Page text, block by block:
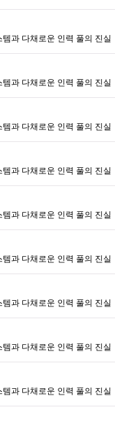
과 다채로운 인력 풀의 진실
과 다채로운 인력 풀의 진실
과 다채로운 인력 풀의 진실
과 다채로운 인력 풀의 진실
과 다채로운 인력 풀의 진실
과 다채로운 인력 풀의 진실
과 다채로운 인력 풀의 진실
과 다채로운 인력 풀의 진실
과 다채로운 인력 풀의 진실